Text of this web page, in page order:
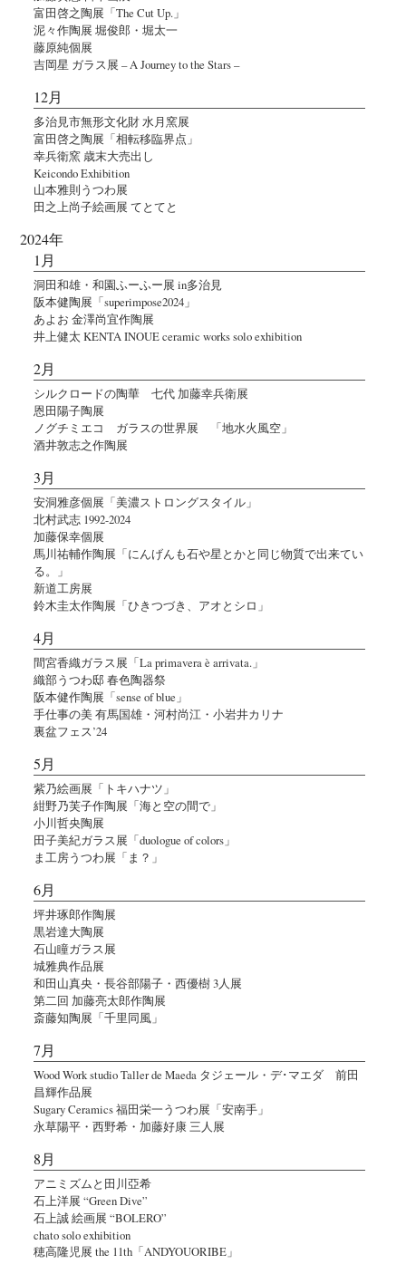
富田啓之陶展「The Cut Up.」
泥々作陶展 堀俊郎・堀太一
藤原純個展
吉岡星 ガラス展 – A Journey to the Stars –
12月
多治見市無形文化財 水月窯展
富田啓之陶展「相転移臨界点」
幸兵衛窯 歳末大売出し
Keicondo Exhibition
山本雅則うつわ展
田之上尚子絵画展 てとてと
2024年
1月
洞田和雄・和園ふーふー展 in多治見
阪本健陶展「superimpose2024」
あよお 金澤尚宜作陶展
井上健太 KENTA INOUE ceramic works solo exhibition
2月
シルクロードの陶華 七代 加藤幸兵衛展
恩田陽子陶展
ノグチミエコ ガラスの世界展 「地水火風空」
酒井敦志之作陶展
3月
安洞雅彦個展「美濃ストロングスタイル」
北村武志 1992-2024
加藤保幸個展
馬川祐輔作陶展「にんげんも石や星とかと同じ物質で出来てい
る。」
新道工房展
鈴木圭太作陶展「ひきつづき、アオとシロ」
4月
間宮香織ガラス展「La primavera è arrivata.」
織部うつわ邸 春色陶器祭
阪本健作陶展「sense of blue」
手仕事の美 有馬国雄・河村尚江・小岩井カリナ
裏盆フェス’24
5月
紫乃絵画展「トキハナツ」
紺野乃芙子作陶展「海と空の間で」
小川哲央陶展
田子美紀ガラス展「duologue of colors」
ま工房うつわ展「ま？」
6月
坪井琢郎作陶展
黒岩達大陶展
石山瞳ガラス展
城雅典作品展
和田山真央・長谷部陽子・西優樹 3人展
第二回 加藤亮太郎作陶展
斎藤知陶展「千里同風」
7月
Wood Work studio Taller de Maeda タジェール・デ･マエダ 前田
昌輝作品展
Sugary Ceramics 福田栄一うつわ展「安南手」
永草陽平・西野希・加藤好康 三人展
8月
アニミズムと田川亞希
石上洋展 “Green Dive”
石上誠 絵画展 “BOLERO”
chato solo exhibition
穂高隆児展 the 11th「ANDYOUORIBE」